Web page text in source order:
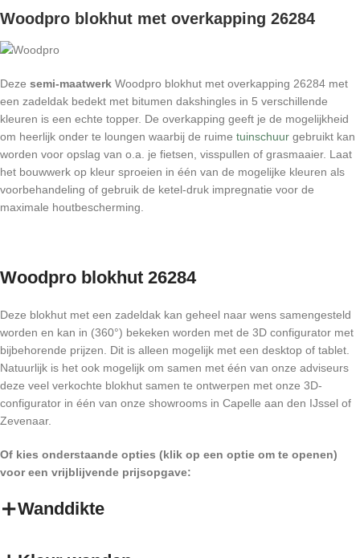
Woodpro blokhut met overkapping 26284
Deze semi-maatwerk Woodpro blokhut met overkapping 26284 met
een zadeldak bedekt met bitumen dakshingles in 5 verschillende
kleuren is een echte topper. De overkapping geeft je de mogelijkheid
om heerlijk onder te loungen waarbij de ruime tuinschuur gebruikt kan
worden voor opslag van o.a. je fietsen, visspullen of grasmaaier. Laat
het bouwwerk op kleur sproeien in één van de mogelijke kleuren als
voorbehandeling of gebruik de ketel-druk impregnatie voor de
maximale houtbescherming.
Woodpro blokhut 26284
Deze blokhut met een zadeldak kan geheel naar wens samengesteld
worden en kan in (360°) bekeken worden met de 3D configurator met
bijbehorende prijzen. Dit is alleen mogelijk met een desktop of tablet.
Natuurlijk is het ook mogelijk om samen met één van onze adviseurs
deze veel verkochte blokhut samen te ontwerpen met onze 3D-
configurator in één van onze showrooms in Capelle aan den IJssel of
Zevenaar.
Of kies onderstaande opties (klik op een optie om te openen)
voor een vrijblijvende prijsopgave:
Wanddikte